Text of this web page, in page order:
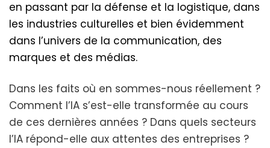
en passant par la défense et la logistique, dans
les industries culturelles et bien évidemment
dans l’univers de la communication, des
marques et des médias.
Dans les faits où en sommes-nous réellement ?
Comment l’IA s’est-elle transformée au cours
de ces dernières années ? Dans quels secteurs
l’IA répond-elle aux attentes des entreprises ?